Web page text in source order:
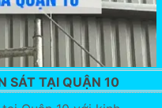
SÁT TẠI QUẬN 10